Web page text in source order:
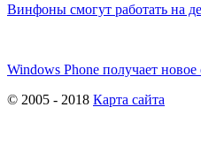
Винфоны смогут работать на
Windows Phone получает
© 2005 - 2018 Карта сайта